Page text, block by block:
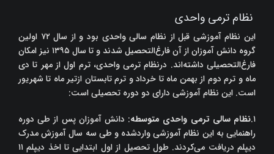
نظام ترمی واحدی
این نظام آموزشی قبل از نظام سالی واحدی بود و از سال ۷۲ اولین
گروه دانش آموزان از آن فارغ‌التحصیل شدند و تا سال ۱۳۹۵ نیز امکان
فارغ‌التحصیلی داشته‌اند. درنظام ترمی واحدی، ترم اول از مهر تا دی
ماه و ترم دوم از بهمن ماه تا خرداد و ترم تابستان ازتیر ماه تا شهریور
است. این نظام آموزشی دارای دو دوره تحصیلی است:
۱.نظام سالی ترمی واحدی متوسطه: دانش آموزان پس از طی دوره
راهنمایی به این نظام آموزشی واردشده و طی سه سال آموزش مدرک
دیپلم دریافت می‌کردند. طول تحصیل از اول ابتدایی تا اخذ دیپلم ۱۱